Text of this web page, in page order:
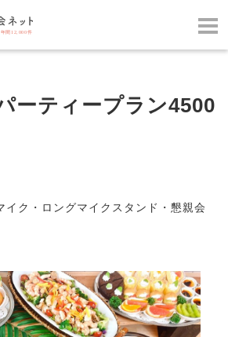
ーティープラン4500
イク・ロングマイクスタンド・懇親会